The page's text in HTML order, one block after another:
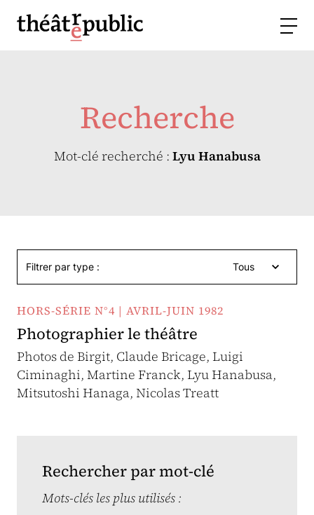
Recherche
Mot-clé recherché : Lyu Hanabusa
Filtrer par type : Tous
HORS-SÉRIE N°4 | AVRIL-JUIN 1982
Photographier le théâtre
Photos de Birgit, Claude Bricage, Luigi
Ciminaghi, Martine Franck, Lyu Hanabusa,
Mitsutoshi Hanaga, Nicolas Treatt
Rechercher par mot-clé
Mots-clés les plus utilisés :